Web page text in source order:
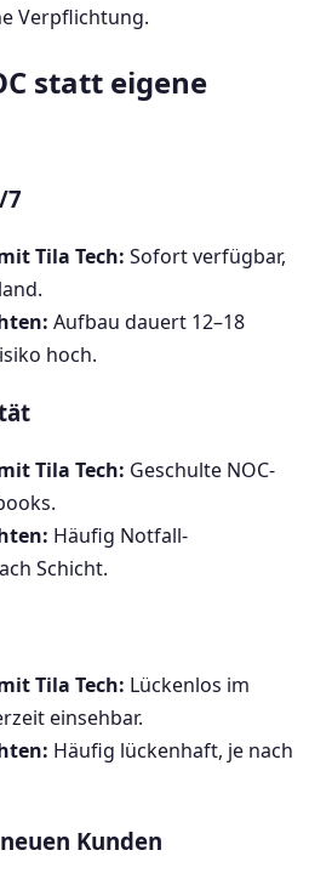
Verpflichtung.
statt eigene
7
Tila Tech: Sofort verfügbar,
Aufbau dauert 12–18
hoch.
Tila Tech: Geschulte NOC-
Häufig Notfall-
Schicht.
Tila Tech: Lückenlos im
einsehbar.
Häufig lückenhaft, je nach
Kunden